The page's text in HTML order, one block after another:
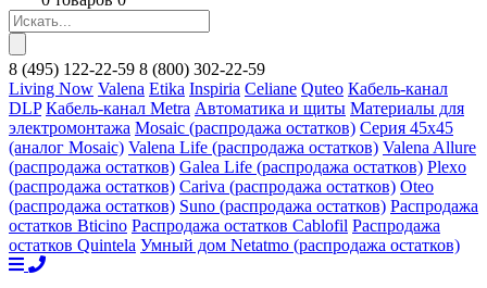
8 (495) 122-22-59 8 (800) 302-22-59
Living Now Valena Etika Inspiria Celiane Quteo Кабель-канал
DLP Кабель-канал Metra Автоматика и щиты Материалы для
электромонтажа Mosaic (распродажа остатков) Серия 45х45
(аналог Mosaic) Valena Life (распродажа остатков) Valena Allure
(распродажа остатков) Galea Life (распродажа остатков) Plexo
(распродажа остатков) Cariva (распродажа остатков) Oteo
(распродажа остатков) Suno (распродажа остатков) Распродажа
остатков Bticino Распродажа остатков Cablofil Распродажа
остатков Quintela Умный дом Netatmo (распродажа остатков)